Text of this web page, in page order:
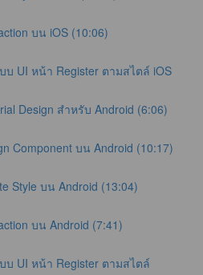
บน iOS (10:06)
บ UI หน้า Register ตามสไตล์ iOS
Design สำหรับ Android (6:06)
Component บน Android (10:17)
Style บน Android (13:04)
บน Android (7:41)
บ UI หน้า Register ตามสไตล์